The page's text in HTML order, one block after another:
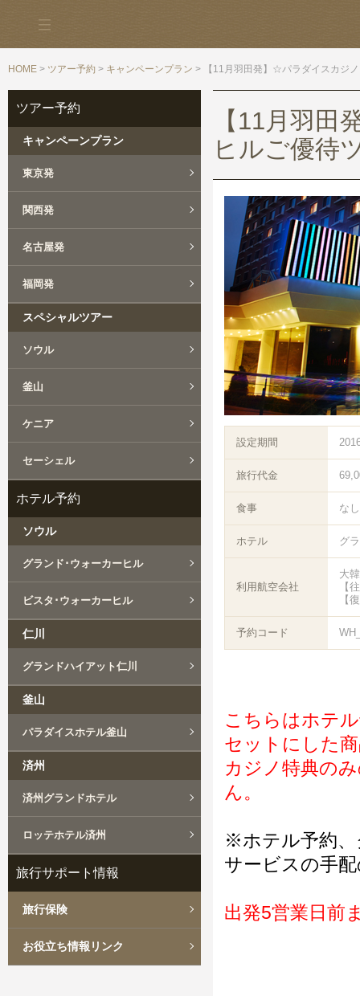
HOME > ツアー予約 > キャンペーンプラン > 【11月羽田発】☆パラダイスカジ
【11月羽
ヒルご優待
設定期間
旅行代金
食事 なし
ホテル グ
利用航空会社
大
【
【
予約コード
こちらはホテ
セットにした
カジノ特典の
ん。
※ホテル予約、
サービスの手
出発5営業日前
ツアー予約
キャンペーンプラン
東京発
関西発
名古屋発
福岡発
スペシャルツアー
ソウル
釜山
ケニア
セーシェル
ホテル予約
ソウル
グランド･ウォーカーヒル
ビスタ･ウォーカーヒル
仁川
グランドハイアット仁川
釜山
パラダイスホテル釜山
済州
済州グランドホテル
ロッテホテル済州
旅行サポート情報
旅行保険
お役立ち情報リンク